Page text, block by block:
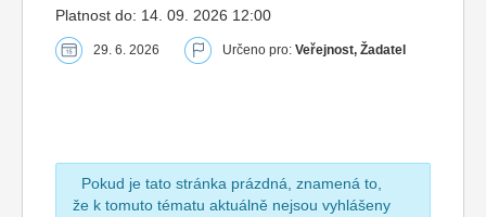
Platnost do: 14. 09. 2026 12:00
29. 6. 2026 Určeno pro: Veřejnost, Žadatel
Pokud je tato stránka prázdná, znamená to,
že k tomuto tématu aktuálně nejsou vyhlášeny